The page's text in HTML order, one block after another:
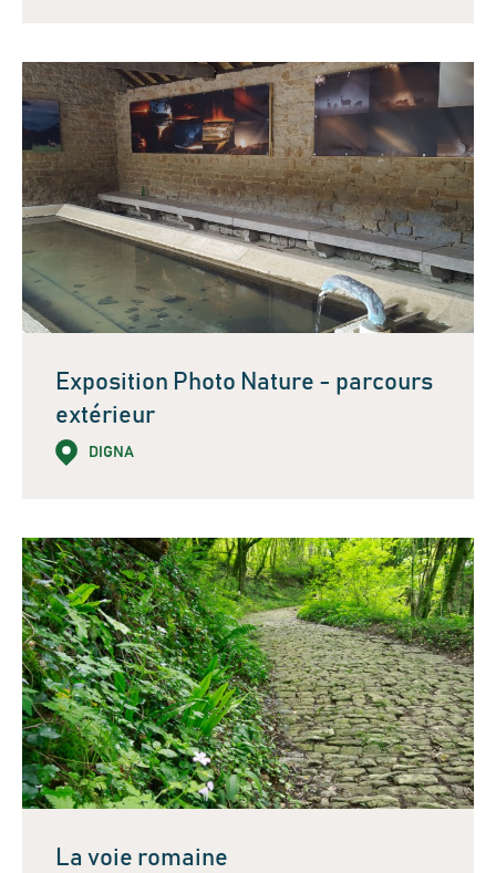
Exposition Photo Nature - parcours
extérieur
DIGNA
La voie romaine